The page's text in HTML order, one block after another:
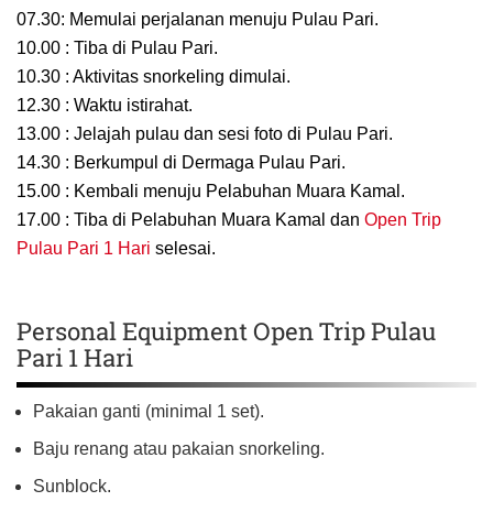
07.30: Memulai perjalanan menuju Pulau Pari.
10.00 : Tiba di Pulau Pari.
10.30 : Aktivitas snorkeling dimulai.
12.30 : Waktu istirahat.
13.00 : Jelajah pulau dan sesi foto di Pulau Pari.
14.30 : Berkumpul di Dermaga Pulau Pari.
15.00 : Kembali menuju Pelabuhan Muara Kamal.
17.00 : Tiba di Pelabuhan Muara Kamal dan Open Trip
Pulau Pari 1 Hari selesai.
Personal Equipment Open Trip Pulau
Pari 1 Hari
Pakaian ganti (minimal 1 set).
Baju renang atau pakaian snorkeling.
Sunblock.